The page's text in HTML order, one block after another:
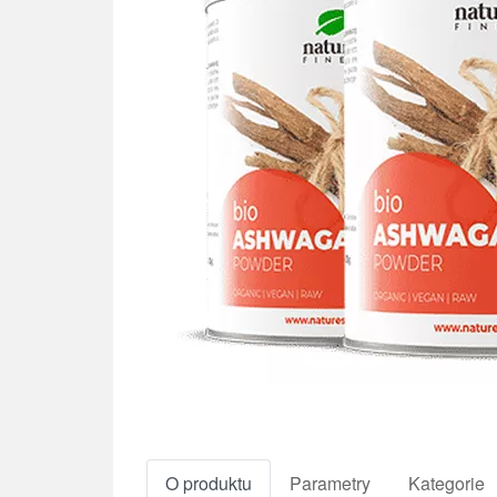
O produktu Parametry Kategorie